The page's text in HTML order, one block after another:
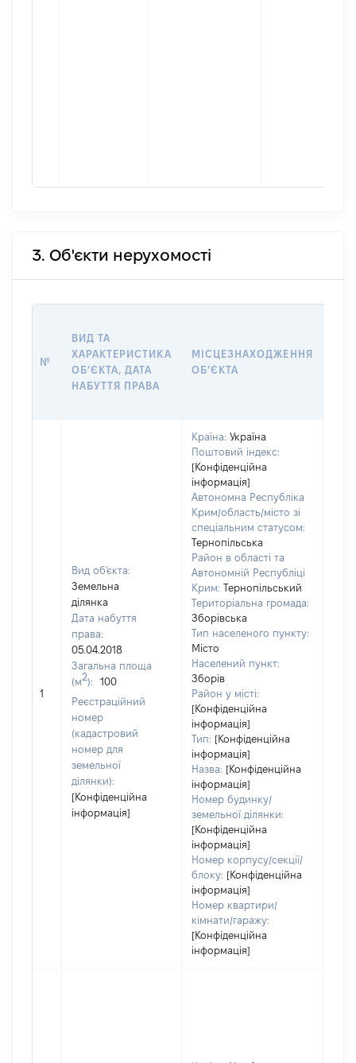
3. Об'єкти нерухомості
№
ВИД ТА
ХАРАКТЕРИСТИКА
ОБʼЄКТА, ДАТА
НАБУТТЯ ПРАВА
МІСЦЕЗНАХОДЖЕННЯ
ОБʼЄКТА
1
Вид об'єкта:
Земельна
ділянка
Дата набуття
права:
05.04.2018
Загальна площа
(м2):
100
Реєстраційний
номер
(кадастровий
номер для
земельної
ділянки):
[Конфіденційна
інформація]
Країна: Україна
Поштовий індекс:
[Конфіденційна
інформація]
Автономна Республіка
Крим/область/місто зі
спеціальним статусом:
Тернопільська
Район в області та
Автономній Республіці
Крим: Тернопільський
Територіальна громада:
Зборівська
Тип населеного пункту:
Місто
Населений пункт:
Зборів
Район у місті:
[Конфіденційна
інформація]
Тип: [Конфіденційна
інформація]
Назва: [Конфіденційна
інформація]
Номер будинку/
земельної ділянки:
[Конфіденційна
інформація]
Номер корпусу/секції/
блоку: [Конфіденційна
інформація]
Номер квартири/
кімнати/гаражу:
[Конфіденційна
інформація]